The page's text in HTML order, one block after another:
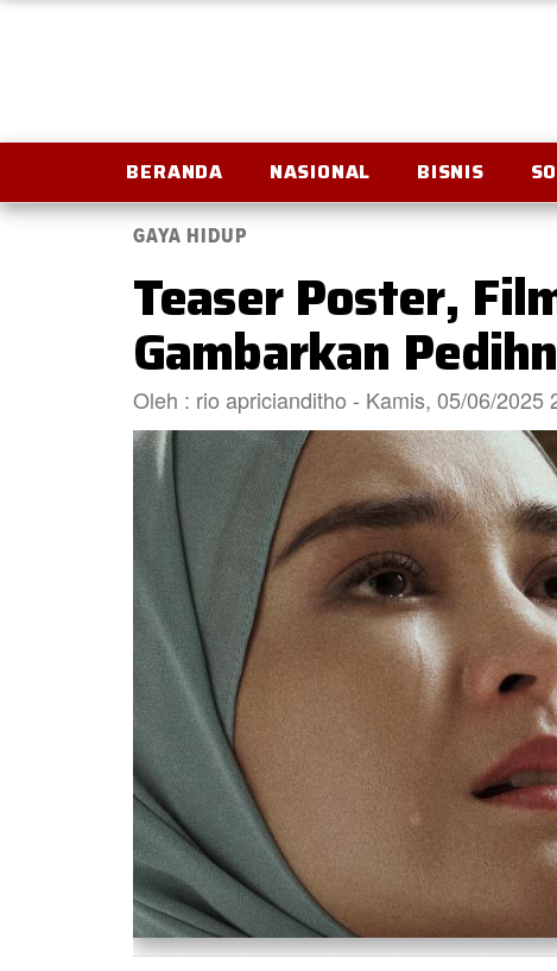
BERANDA NASIONAL BISNIS
GAYA HIDUP
Teaser Poster,
Gambarkan
Oleh : rio apricianditho - Kamis, 05/06/2025